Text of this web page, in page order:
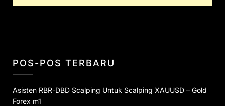
POS-POS TERBARU
Asisten RBR-DBD Scalping Untuk Scalping XAUUSD – Gold
Forex m1